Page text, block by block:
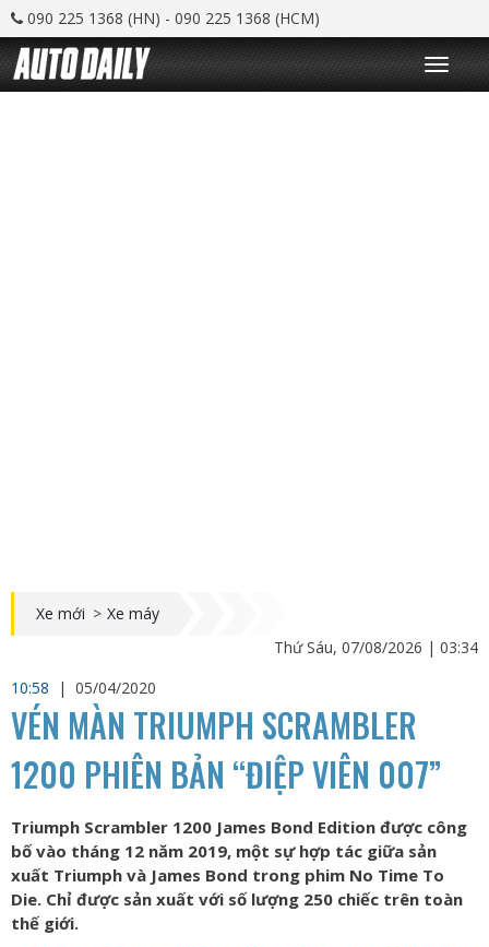
090 225 1368 (HN) - 090 225 1368 (HCM)
T
o
g
Xe mới > Xe máy
Thứ Sáu, 07/08/2026 | 03:34
10:58
| 05/04/2020
VÉN MÀN TRIUMPH SCRAMBLER
1200 PHIÊN BẢN “ĐIỆP VIÊN 007”
Triumph Scrambler 1200 James Bond Edition được công
bố vào tháng 12 năm 2019, một sự hợp tác giữa sản
xuất Triumph và James Bond trong phim No Time To
Die. Chỉ được sản xuất với số lượng 250 chiếc trên toàn
thế giới.